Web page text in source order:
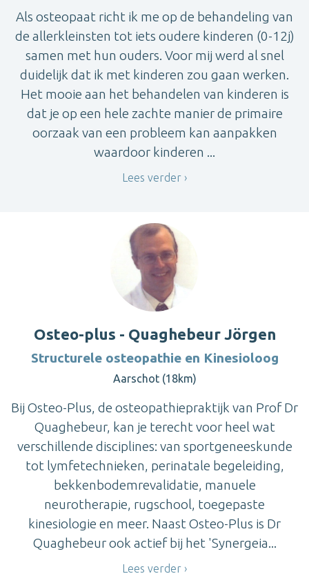
Als osteopaat richt ik me op de behandeling van
de allerkleinsten tot iets oudere kinderen (0-12j)
samen met hun ouders. Voor mij werd al snel
duidelijk dat ik met kinderen zou gaan werken.
Het mooie aan het behandelen van kinderen is
dat je op een hele zachte manier de primaire
oorzaak van een probleem kan aanpakken
waardoor kinderen ...
Lees verder
Osteo-plus - Quaghebeur Jörgen
Structurele osteopathie en Kinesioloog
Aarschot (18km)
Bij Osteo-Plus, de osteopathiepraktijk van Prof Dr
Quaghebeur, kan je terecht voor heel wat
verschillende disciplines: van sportgeneeskunde
tot lymfetechnieken, perinatale begeleiding,
bekkenbodemrevalidatie, manuele
neurotherapie, rugschool, toegepaste
kinesiologie en meer. Naast Osteo-Plus is Dr
Quaghebeur ook actief bij het 'Synergeia...
Lees verder